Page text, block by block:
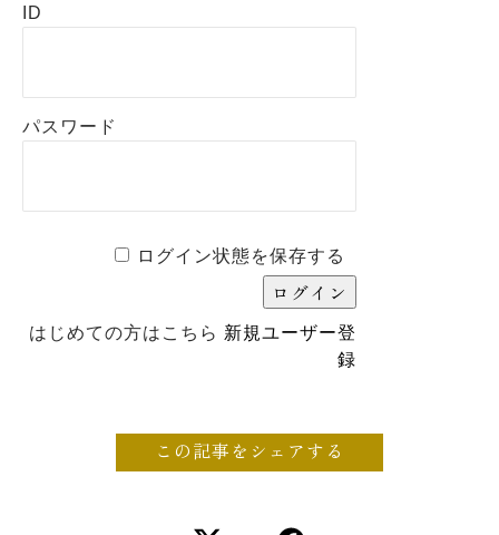
ID
パスワード
ログイン状態を保存する
はじめての方はこちら 新規ユーザー登
録
この記事をシェアする